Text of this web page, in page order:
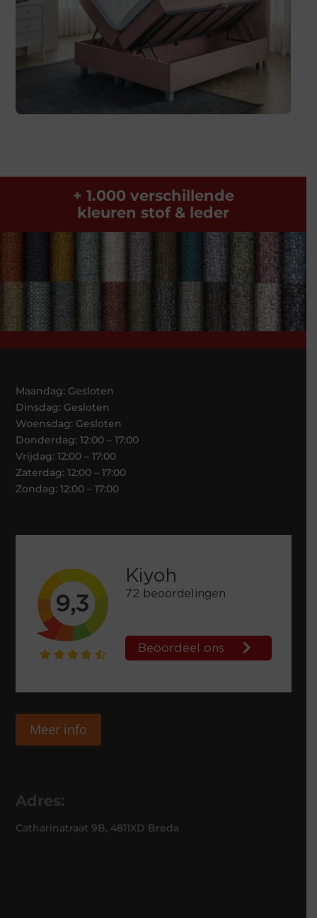
+ 1.000 verschillende
kleuren stof & leder
Maandag: Gesloten
Dinsdag: Gesloten
Woensdag: Gesloten
Donderdag: 12:00 – 17:00
Vrijdag: 12:00 – 17:00
Zaterdag: 12:00 – 17:00
Zondag: 12:00 – 17:00
Meer info
Adres:
Catharinatraat 9B, 4811XD Breda